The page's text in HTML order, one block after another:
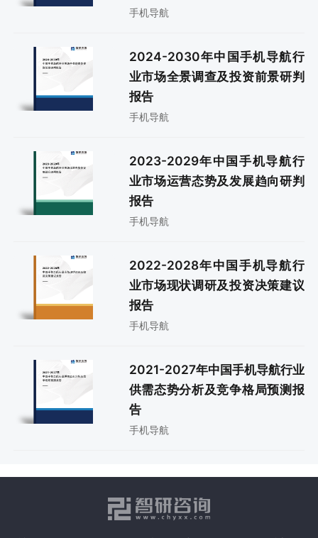
手机导航
2024-2030年中国手机导航行
业市场全景调查及投资前景研判
报告
手机导航
2023-2029年中国手机导航行
业市场运营态势及发展趋向研判
报告
手机导航
2022-2028年中国手机导航行
业市场现状调研及投资决策建议
报告
手机导航
2021-2027年中国手机导航行业
供需态势分析及竞争格局预测报
告
手机导航